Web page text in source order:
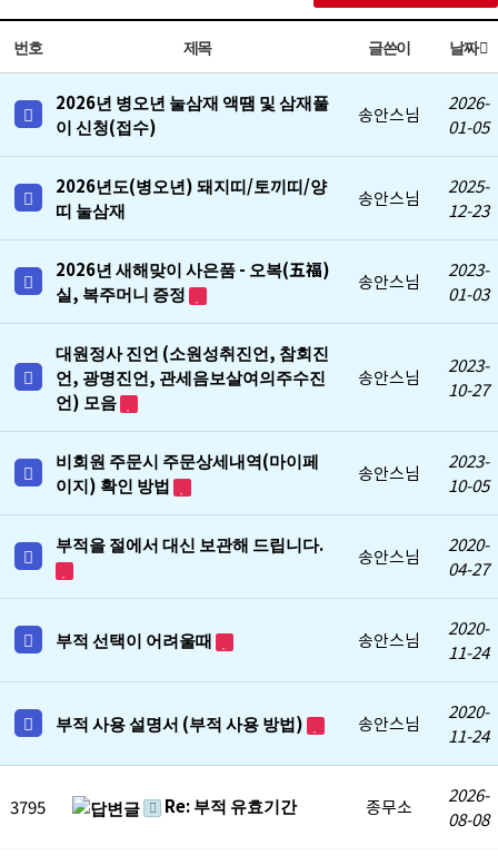
번호 제목 글쓴이 날짜
2026년 병오년 눌삼재 액땜 및 삼재풀
이 신청(접수)
송안스님
2026-
01-05
2026년도(병오년) 돼지띠/토끼띠/양
띠 눌삼재
송안스님
2025-
12-23
2026년 새해맞이 사은품 - 오복(五福)
실, 복주머니 증정
송안스님
2023-
01-03
대원정사 진언 (소원성취진언, 참회진
언, 광명진언, 관세음보살여의주수진
언) 모음
송안스님
2023-
10-27
비회원 주문시 주문상세내역(마이페
이지) 확인 방법
송안스님
2023-
10-05
부적을 절에서 대신 보관해 드립니다.
송안스님
2020-
04-27
부적 선택이 어려울때 송안스님
2020-
11-24
부적 사용 설명서 (부적 사용 방법) 송안스님
2020-
11-24
3795 Re: 부적 유효기간 종무소
2026-
08-08